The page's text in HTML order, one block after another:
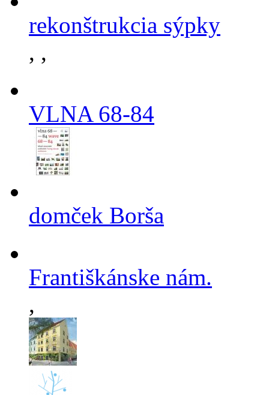
rekonštrukcia sýpky
, ,
VLNA 68-84
domček Borša
Františkánske nám.
,